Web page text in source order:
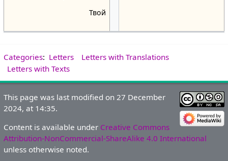
Твой
Categories: Letters
Letters with Translations
Letters with Texts
This page was last modified on 27 December
2024, at 14:35.
Content is available under Creative Commons
Attribution-NonCommercial-ShareAlike 4.0 International
unless otherwise noted.